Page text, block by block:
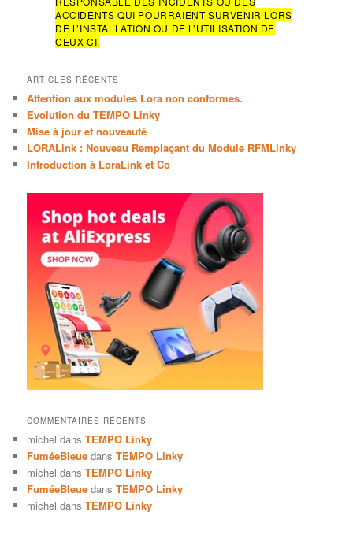
ACCIDENTS QUI POURRAIENT SURVENIR LORS
DE L’INSTALLATION OU DE L’UTILISATION DE
CEUX-CI.
ARTICLES RÉCENTS
Attention aux modules Lora non conformes.
Evolution du TEMPO Linky
Mise à jour et nouveauté
LORALink : Nouveau Remplaçant du Module RFMLinky
Introduction à LoraLink et Co
COMMENTAIRES RÉCENTS
michel dansTEMPO Linky
FuméeBleue dansTEMPO Linky
michel dansTEMPO Linky
FuméeBleue dansTEMPO Linky
michel dansTEMPO Linky